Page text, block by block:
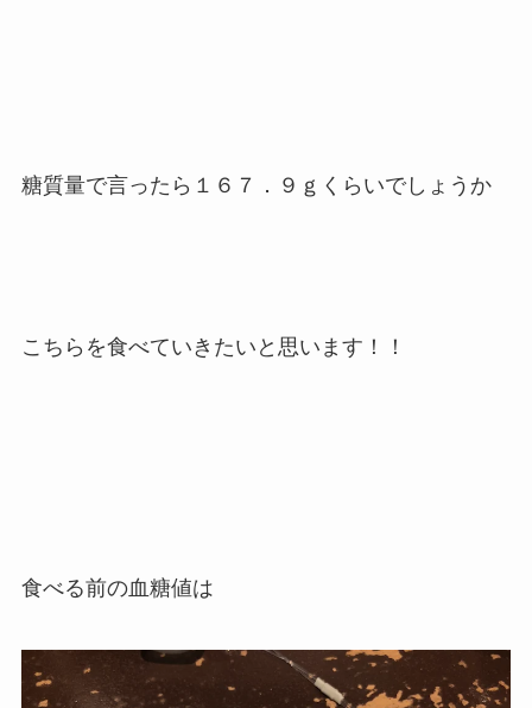
糖質量で言ったら１６７．９ｇくらいでしょうか
こちらを食べていきたいと思います！！
食べる前の血糖値は